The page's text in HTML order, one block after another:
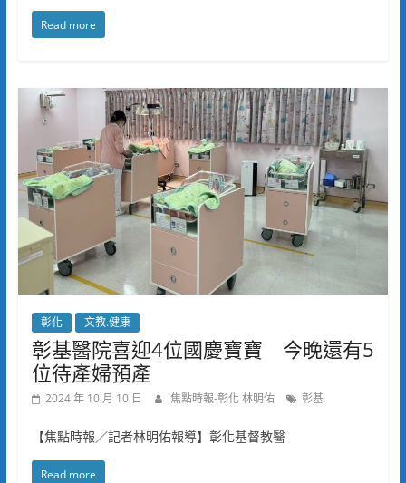
Read more
彰化 文教.健康
彰基醫院喜迎4位國慶寶寶 今晚還有5
位待產婦預產
2024 年 10 月 10 日 焦點時報-彰化 林明佑 彰基
【焦點時報／記者林明佑報導】彰化基督教醫
Read more